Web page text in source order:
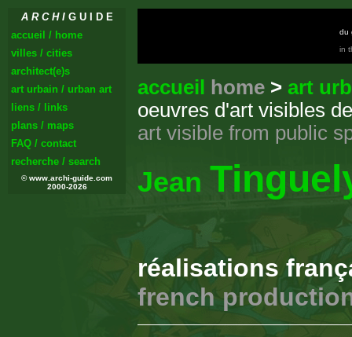
A R C H IG U I D E
accueil / home
villes / cities
architect(e)s
art urbain / urban art
liens / links
plans / maps
FAQ / contact
recherche / search
© www.archi-guide.com
2000-2026
du
in
accueil home > art
oeuvres d'art visibles
art visible from public
Jean
réalisations
french